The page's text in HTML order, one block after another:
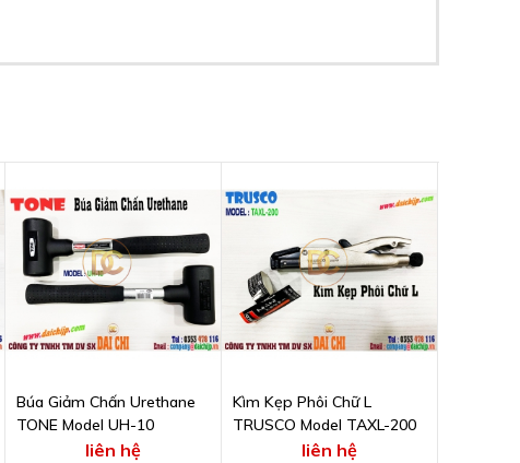
Búa Giảm Chấn Urethane
TONE Model UH-10
liên hệ
Kìm Kẹp Phôi Chữ L
TRUSCO Model TAXL-200
liên hệ